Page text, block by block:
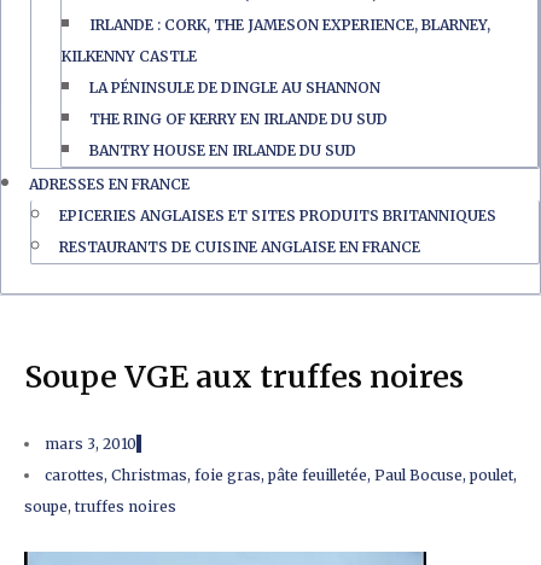
IRLANDE : CORK, THE JAMESON EXPERIENCE, BLARNEY,
KILKENNY CASTLE
LA PÉNINSULE DE DINGLE AU SHANNON
THE RING OF KERRY EN IRLANDE DU SUD
BANTRY HOUSE EN IRLANDE DU SUD
ADRESSES EN FRANCE
EPICERIES ANGLAISES ET SITES PRODUITS BRITANNIQUES
RESTAURANTS DE CUISINE ANGLAISE EN FRANCE
Soupe VGE aux truffes noires
mars 3, 2010
carottes, Christmas, foie gras, pâte feuilletée, Paul Bocuse, poulet,
soupe, truffes noires